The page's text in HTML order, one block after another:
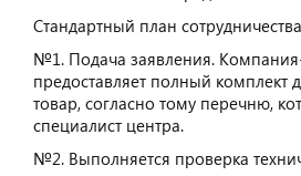
Стандартный план
№1. Подача заявления.
предоставляет полный комплект
товар, согласно тому перечню,
специалист центра.
№2. Выполняется проверка